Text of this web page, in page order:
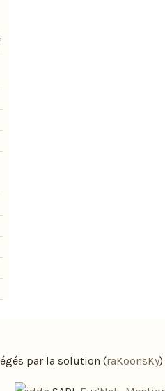
par la solution (raKoonsKy)